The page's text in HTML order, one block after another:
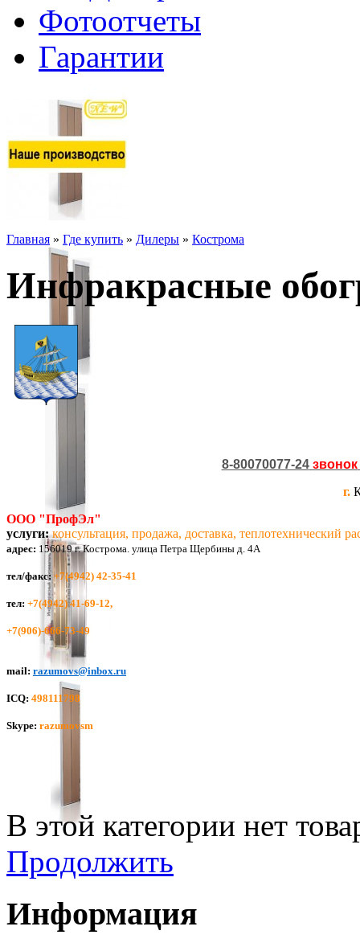
Фотоотчеты
Гарантии
Главная » Где купить » Дилеры » Кострома
Инфракрасные
8-80070077-24звонок
г.
ООО "ПрофЭл"
услуги:консультация, продажа, доставка, теплотехнический
адрес: 156019 г. Кострома. улица Петра Щербины д. 4А
тел/факс: +7(4942) 42-35-41
тел: +7(4942) 41-69-12,
+7(906)-666-73-49
mail: razumovs@inbox.ru
ICQ: 498111798
Skype: razumovsm
В этой категории нет
Продолжить
Информация